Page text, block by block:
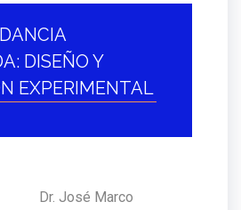
DISEÑO Y
EXPERIMENTAL
Dr. José Marco